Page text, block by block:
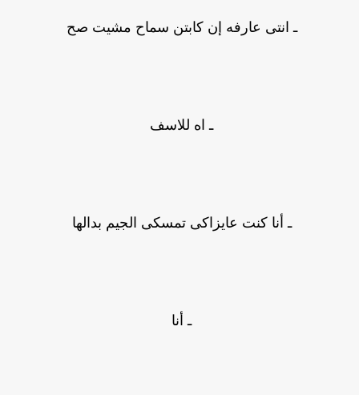
ـ انتى عارفه إن كابتن سماح مشيت صح
ـ اه للاسف
ـ أنا كنت عايزاكى تمسكى الجيم بدالها
ـ أنا